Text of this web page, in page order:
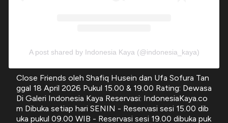
A post shared by Indonesia Kaya (@indonesia_kaya)
Close Friends oleh Shafiq Husein dan Ufa Sofura Tan
ggal 18 April 2026 Pukul 15.00 & 19.00 Rating: Dewasa
Di Galeri Indonesia Kaya Reservasi: IndonesiaKaya.co
m Dibuka setiap hari SENIN - Reservasi sesi 15.00 dib
uka pukul 09.00 WIB - Reservasi sesi 19.00 dibuka puk